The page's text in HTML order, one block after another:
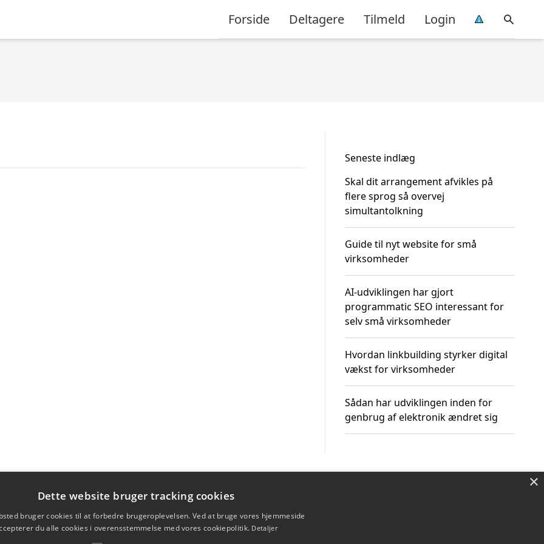
Forside Deltagere Tilmeld Login
Seneste indlæg
Skal dit arrangement afvikles på
flere sprog så overvej
simultantolkning
Guide til nyt website for små
virksomheder
AI-udviklingen har gjort
programmatic SEO interessant for
selv små virksomheder
Hvordan linkbuilding styrker digital
vækst for virksomheder
Sådan har udviklingen inden for
genbrug af elektronik ændret sig
×
Dette website bruger tracking cookies
bruger cookies til at forbedre brugeroplevelsen. Ved at bruge vores hjemmeside
du alle cookies i overensstemmelse med vores cookiepolitik. Detaljer